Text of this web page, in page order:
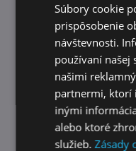
vydaných
podľa
TU si
nenachádzate:
Pokiaľ dôjde k
registrom na
spoločník, alebo
vydaných
Súbory cookie
prispôsobenie
návštevnosti.
používaní našej
našimi
partnermi, ktorí
inými
alebo ktoré
služieb.Zásady